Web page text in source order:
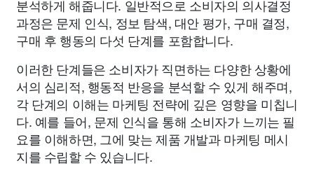
분석하게 해줍니다. 일반적으로 소비자의 의사결정
과정은 문제 인식, 정보 탐색, 대안 평가, 구매 결정,
구매 후 행동의 다섯 단계를 포함합니다.
이러한 단계들은 소비자가 직면하는 다양한 상황에
서의 심리적, 행동적 반응을 분석할 수 있게 해주며,
각 단계의 이해는 마케팅 전략에 깊은 영향을 미칩니
다. 예를 들어, 문제 인식을 통해 소비자가 느끼는 필
요를 이해하면, 그에 맞는 제품 개발과 마케팅 메시
지를 수립할 수 있습니다.